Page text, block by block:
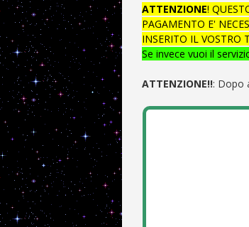
ATTENZIONE!
PAGAMENTO E'
INSERITO IL VOSTRO
Se invece vuoi il
ATTENZIONE!!: Dopo